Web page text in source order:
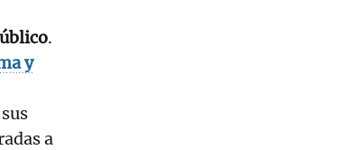
.
y
a